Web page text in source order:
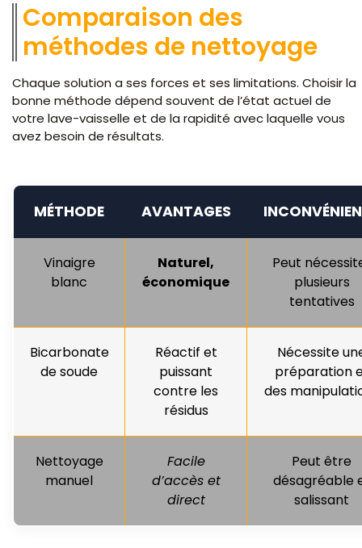
Comparaison des
méthodes de nettoyage
Chaque solution a ses forces et ses limitations. Choisir la
bonne méthode dépend souvent de l’état actuel de
votre lave-vaisselle et de la rapidité avec laquelle vous
avez besoin de résultats.
MÉTHODE AVANTAGES
Vinaigre
blanc
Naturel,
économique
Peut
plusieurs
tentatives
Bicarbonate
de soude
Réactif et
puissant
contre les
résidus
Nécessite
préparation
des
Nettoyage
manuel
Facile
d’accès et
direct
Peut être
désagréable
salissant